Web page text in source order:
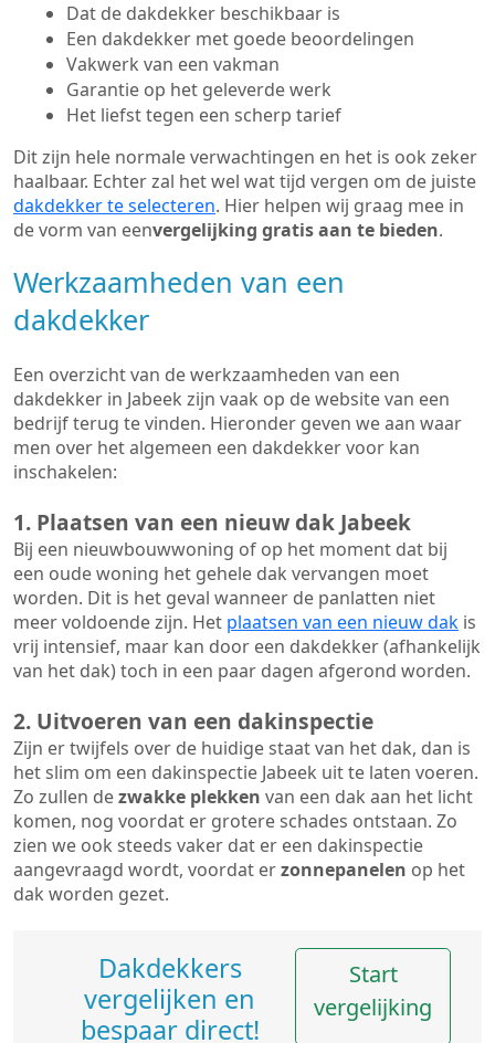
Dat de dakdekker beschikbaar is
Een dakdekker met goede beoordelingen
Vakwerk van een vakman
Garantie op het geleverde werk
Het liefst tegen een scherp tarief
Dit zijn hele normale verwachtingen en het is ook zeker
haalbaar. Echter zal het wel wat tijd vergen om de juiste
dakdekker te selecteren. Hier helpen wij graag mee in
de vorm van eenvergelijking gratis aan te bieden.
Werkzaamheden van een
dakdekker
Een overzicht van de werkzaamheden van een
dakdekker in Jabeek zijn vaak op de website van een
bedrijf terug te vinden. Hieronder geven we aan waar
men over het algemeen een dakdekker voor kan
inschakelen:
1. Plaatsen van een nieuw dak Jabeek
Bij een nieuwbouwwoning of op het moment dat bij
een oude woning het gehele dak vervangen moet
worden. Dit is het geval wanneer de panlatten niet
meer voldoende zijn. Het plaatsen van een nieuw dak is
vrij intensief, maar kan door een dakdekker (afhankelijk
van het dak) toch in een paar dagen afgerond worden.
2. Uitvoeren van een dakinspectie
Zijn er twijfels over de huidige staat van het dak, dan is
het slim om een dakinspectie Jabeek uit te laten voeren.
Zo zullen dezwakke plekken van een dak aan het licht
komen, nog voordat er grotere schades ontstaan. Zo
zien we ook steeds vaker dat er een dakinspectie
aangevraagd wordt, voordat erzonnepanelen op het
dak worden gezet.
Dakdekkers
vergelijken en
bespaar direct!
Start
vergelijking